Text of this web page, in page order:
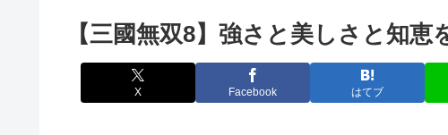
【三國無双8】強さと美しさと知
X Facebook はてブ